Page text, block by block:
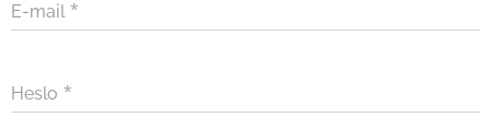
E-mail
Heslo